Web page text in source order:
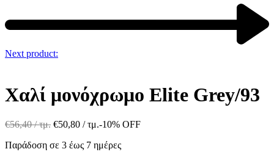
Next product:
Χαλί μονόχρωμο Elite Grey/93
€56,40/ τμ. €50,80 / τμ.-10% OFF
Παράδοση σε 3 έως 7 ημέρες